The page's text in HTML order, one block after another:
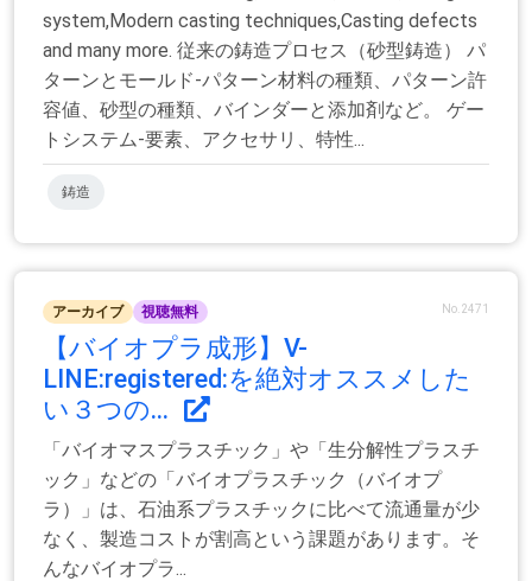
system,Modern casting techniques,Casting defects
and many more. 従来の鋳造プロセス（砂型鋳造） パ
ターンとモールド-パターン材料の種類、パターン許
容値、砂型の種類、バインダーと添加剤など。 ゲー
トシステム-要素、アクセサリ、特性...
鋳造
アーカイブ 視聴無料 No.2471
【バイオプラ成形】V-
LINE:registered:︎を絶対オススメした
い３つの...
「バイオマスプラスチック」や「生分解性プラスチ
ック」などの「バイオプラスチック（バイオプ
ラ）」は、石油系プラスチックに比べて流通量が少
なく、製造コストが割高という課題があります。そ
んなバイオプラ...